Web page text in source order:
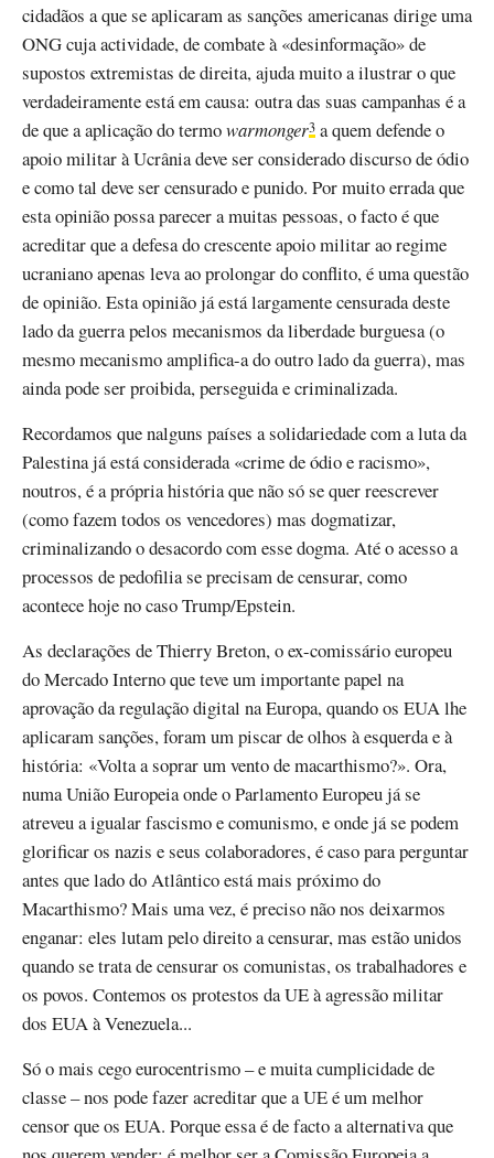
cidadãos a que se aplicaram as sanções americanas dirige uma
ONG cuja actividade, de combate à «desinformação» de
supostos extremistas de direita, ajuda muito a ilustrar o que
verdadeiramente está em causa: outra das suas campanhas é a
de que a aplicação do termowarmonger3 a quem defende o
apoio militar à Ucrânia deve ser considerado discurso de ódio
e como tal deve ser censurado e punido. Por muito errada que
esta opinião possa parecer a muitas pessoas, o facto é que
acreditar que a defesa do crescente apoio militar ao regime
ucraniano apenas leva ao prolongar do conflito, é uma questão
de opinião. Esta opinião já está largamente censurada deste
lado da guerra pelos mecanismos da liberdade burguesa (o
mesmo mecanismo amplifica-a do outro lado da guerra), mas
ainda pode ser proibida, perseguida e criminalizada.
Recordamos que nalguns países a solidariedade com a luta da
Palestina já está considerada «crime de ódio e racismo»,
noutros, é a própria história que não só se quer reescrever
(como fazem todos os vencedores) mas dogmatizar,
criminalizando o desacordo com esse dogma. Até o acesso a
processos de pedofilia se precisam de censurar, como
acontece hoje no caso Trump/Epstein.
As declarações de Thierry Breton, o ex-comissário europeu
do Mercado Interno que teve um importante papel na
aprovação da regulação digital na Europa, quando os EUA lhe
aplicaram sanções, foram um piscar de olhos à esquerda e à
história: «Volta a soprar um vento de macarthismo?». Ora,
numa União Europeia onde o Parlamento Europeu já se
atreveu a igualar fascismo e comunismo, e onde já se podem
glorificar os nazis e seus colaboradores, é caso para perguntar
antes que lado do Atlântico está mais próximo do
Macarthismo? Mais uma vez, é preciso não nos deixarmos
enganar: eles lutam pelo direito a censurar, mas estão unidos
quando se trata de censurar os comunistas, os trabalhadores e
os povos. Contemos os protestos da UE à agressão militar
dos EUA à Venezuela...
Só o mais cego eurocentrismo – e muita cumplicidade de
classe – nos pode fazer acreditar que a UE é um melhor
censor que os EUA. Porque essa é de facto a alternativa que